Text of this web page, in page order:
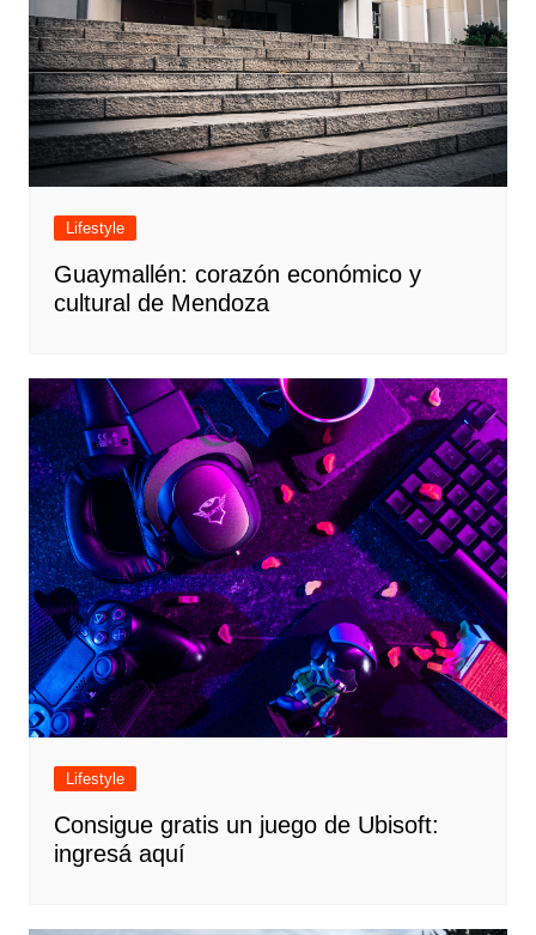
Lifestyle
Guaymallén: corazón económico y
cultural de Mendoza
Lifestyle
Consigue gratis un juego de Ubisoft:
ingresá aquí